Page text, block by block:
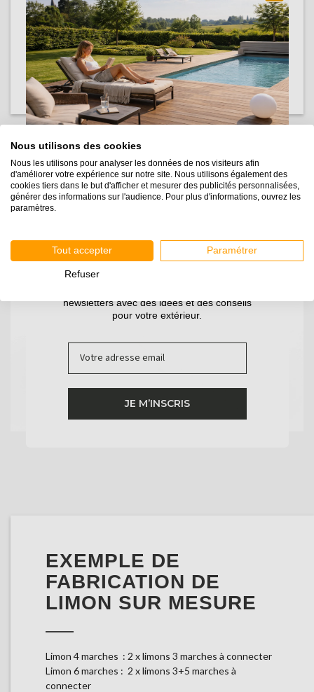
assemblage “à blanc”.
Positionner le connecteur et vissez de part
et d’autre avec des vis inox de 4 x 40 mm.
COMMENT CONNECTER 2
Play
EXEMPLE DE
FABRICATION DE
LIMON SUR MESURE
Limon 4 marches : 2 x limons 3 marches à connecter
Limon 6 marches : 2 x limons 3+5 marches à
connecter
Nous utilisons des cookies
Nous les utilisons pour analyser les données de nos visiteurs afin
d'améliorer votre expérience sur notre site. Nous utilisons également des
cookies tiers dans le but d'afficher et mesurer des publicités personnalisées,
générer des informations sur l'audience. Pour plus d'informations, ouvrez les
paramètres.
Tout accepter Paramétrer
Refuser
newsletters avec des idées et des conseils
pour votre extérieur.
JE M’INSCRIS